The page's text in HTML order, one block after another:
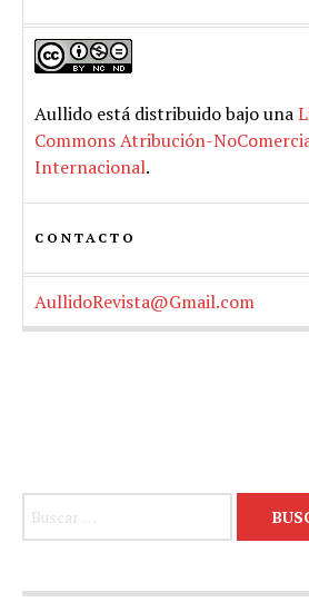
Aullido está distribuido bajo una
Commons Atribución-
Internacional.
CONTACTO
AullidoRevista@Gmail.com